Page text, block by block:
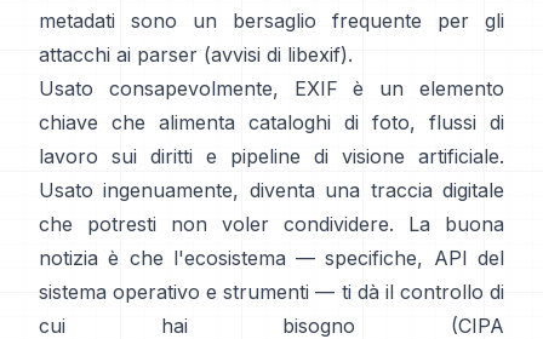
metadati sono un bersaglio frequente per gli
attacchi ai parser (avvisi di libexif).
Usato consapevolmente, EXIF è un elemento
chiave che alimenta cataloghi di foto, flussi di
lavoro sui diritti e pipeline di visione artificiale.
Usato ingenuamente, diventa una traccia digitale
che potresti non voler condividere. La buona
notizia è che l'ecosistema — specifiche, API del
sistema operativo e strumenti — ti dà il controllo di
cui hai bisogno (CIPA